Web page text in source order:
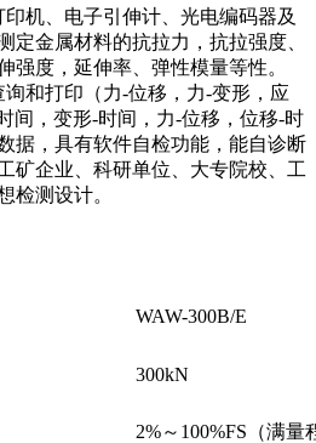
机、电子引伸计、光电编码器及
定金属材料的抗拉力，抗拉强度、
强度，延伸率、弹性模量等性。
打印（力-位移，力-变形，应
间，变形-时间，力-位移，位移-时
据，具有软件自检功能，能自诊断
矿企业、科研单位、大专院校、工
检测设计。
WAW-300B/E
300kN
2%～100%FS（满量